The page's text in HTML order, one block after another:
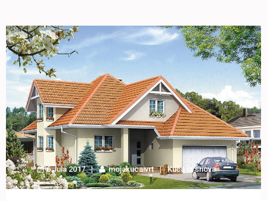
6 Jula 2017 mojakucaivrt Kuća iz snova